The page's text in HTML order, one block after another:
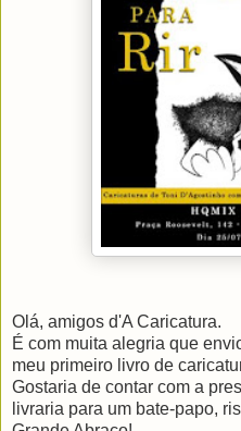
Olá, amigos d'A Caricatura.
É com muita alegria que
meu primeiro livro de
Gostaria de contar com a
livraria para um bate-papo,